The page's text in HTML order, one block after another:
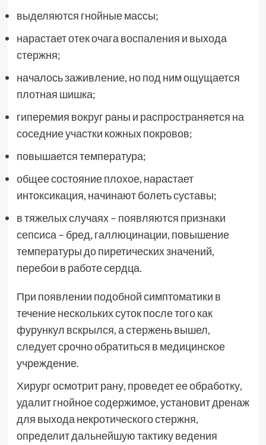
выделяются гнойные массы;
нарастает отек очага воспаления и выхода
стержня;
началось заживление, но под ним ощущается
плотная шишка;
гиперемия вокруг раны и распространяется на
соседние участки кожных покровов;
повышается температура;
общее состояние плохое, нарастает
интоксикация, начинают болеть суставы;
в тяжелых случаях – появляются признаки
сепсиса – бред, галлюцинации, повышение
температуры до пиретических значений,
перебои в работе сердца.
При появлении подобной симптоматики в
течение нескольких суток после того как
фурункул вскрылся, а стержень вышел,
следует срочно обратиться в медицинское
учреждение.
Хирург осмотрит рану, проведет ее обработку,
удалит гнойное содержимое, установит дренаж
для выхода некротического стержня,
определит дальнейшую тактику ведения